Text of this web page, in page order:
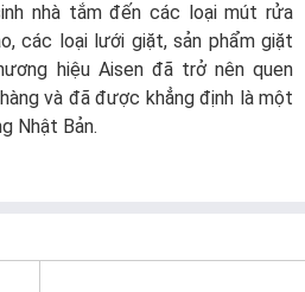
nhà tắm đến các loại mút rửa
các loại lưới giặt, sản phẩm giặt
hiệu Aisen đã trở nên quen
và đã được khẳng định là một
Nhật Bản.